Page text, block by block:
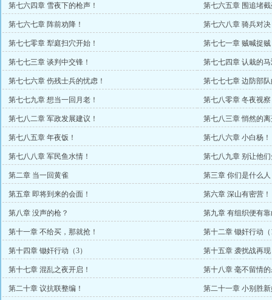
第七六四章 雪夜下的枪声！ 第七六五章 围追堵
第七六七章 阵前劝降！ 第七六八章 骑兵对决
第七七零章 犁庭扫穴开始！ 第七七一章 贼喊捉贼
第七七三章 谈判中交锋！ 第七七四章 认栽的
第七七六章 伤残士兵的忧虑！ 第七七七章 边防部
第七七九章 想当一回月老！ 第七八零章 冬夜视察
第七八二章 军政发展建议！ 第七八三章 悄然的
第七八五章 年夜饭！ 第七八六章 小白杨！
第七八八章 军民鱼水情！ 第七八九章 别让他
第二章 当一回黄雀 第三章 你们是什么人
第五章 即将到来的会面！ 第六章 深山有密营！
第八章 没声的枪？ 第九章 有组织便有
第十一章 不给买，那就抢！ 第十二章 锄奸行动（
第十四章 锄奸行动（3） 第十五章 袭扰战再现
第十七章 混乱之夜开启！ 第十八章 毫不留情
第二十章 议抗联整编！ 第二十一章 小别胜